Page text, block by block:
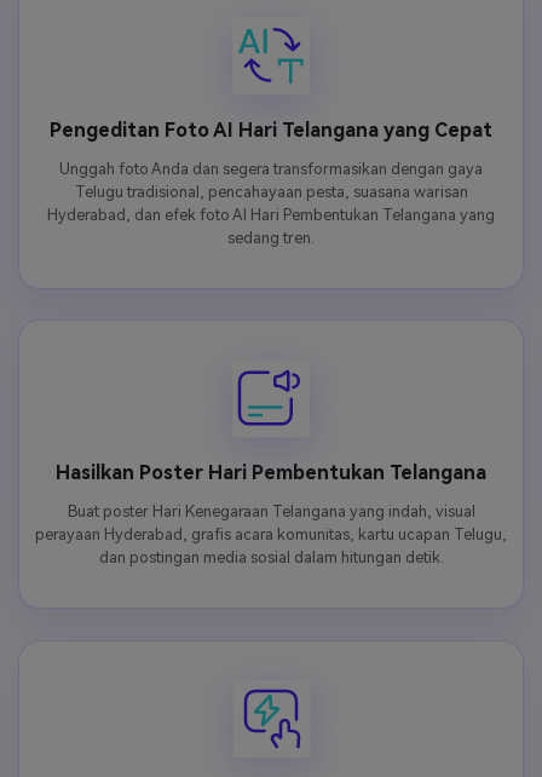
Pengeditan Foto AI Hari Telangana yang Cepat
Unggah foto Anda dan segera transformasikan dengan gaya
Telugu tradisional, pencahayaan pesta, suasana warisan
Hyderabad, dan efek foto AI Hari Pembentukan Telangana yang
sedang tren.
Hasilkan Poster Hari Pembentukan Telangana
Buat poster Hari Kenegaraan Telangana yang indah, visual
perayaan Hyderabad, grafis acara komunitas, kartu ucapan Telugu,
dan postingan media sosial dalam hitungan detik.